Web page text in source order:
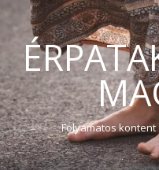
Folyamatos